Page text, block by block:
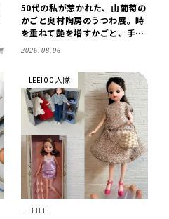
50代の私が惹かれた、山葡萄の
かごと奥村陶房のうつわ展。時
を重ねて艶を増すかごと、手仕
事の美しさに出会いました。
2026.08.06
LEE100人隊
LIFE